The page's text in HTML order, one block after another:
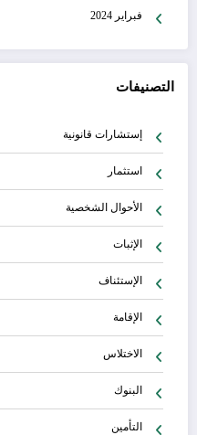
فبراير 2024
التصنيفات
إستشارات قانونية
استثمار
الأحوال الشخصية
الإثبات
الإستئناف
الإقامة
الاختلاس
البنوك
التأمين